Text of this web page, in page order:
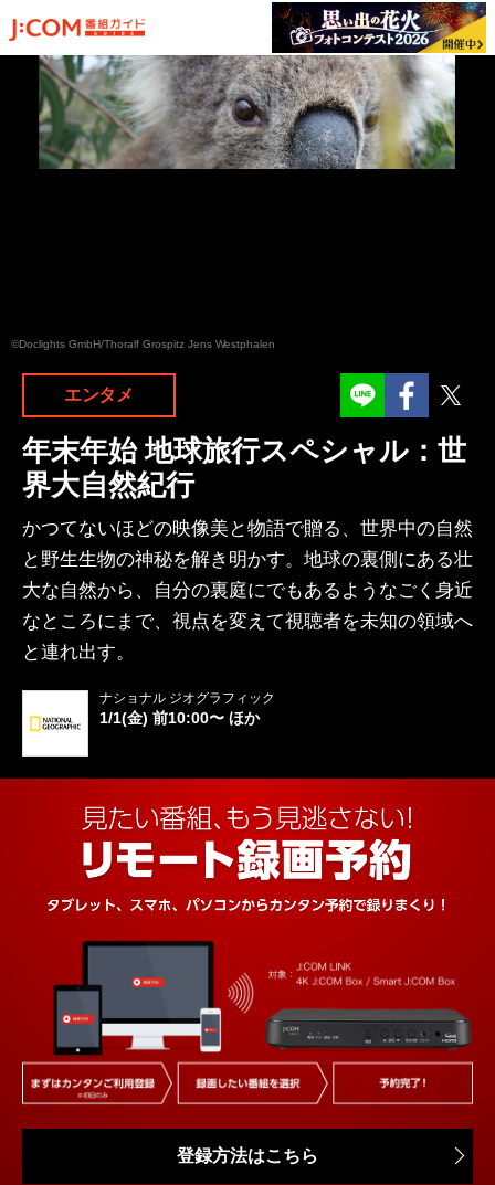
©Doclights GmbH/Thoralf Grospitz Jens Westphalen
エンタメ
年末年始 地球旅行スペシャル：世
界大自然紀行
かつてないほどの映像美と物語で贈る、世界中の自然
と野生生物の神秘を解き明かす。地球の裏側にある壮
大な自然から、自分の裏庭にでもあるようなごく身近
なところにまで、視点を変えて視聴者を未知の領域へ
と連れ出す。
ナショナル ジオグラフィック
1/1(金) 前10:00〜 ほか
登録方法はこちら